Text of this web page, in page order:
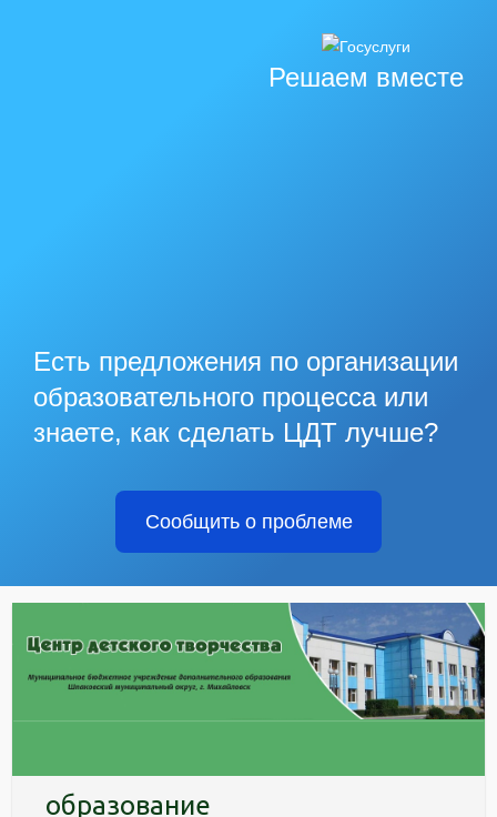
Решаем вместе
Есть предложения по организации
образовательного процесса или
знаете, как сделать ЦДТ лучше?
Сообщить о проблеме
образование